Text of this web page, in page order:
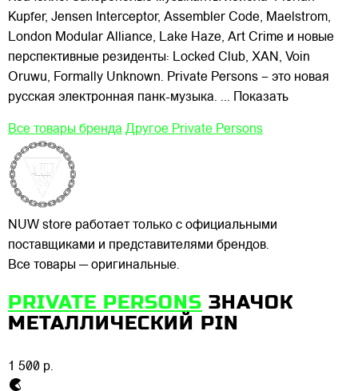
Kupfer, Jensen Interceptor, Assembler Code, Maelstrom,
London Modular Alliance, Lake Haze, Art Crime и новые
перспективные резиденты: Locked Club, XAN, Voin
Oruwu, Formally Unknown. Private Persons – это новая
русская электронная панк-музыка. ... Показать
Все товары бренда Другое Private Persons
NUW store работает только с официальными
поставщиками и представителями брендов.
Все товары — оригинальные.
PRIVATE PERSONS ЗНАЧОК
МЕТАЛЛИЧЕСКИЙ PIN
1 500 р.